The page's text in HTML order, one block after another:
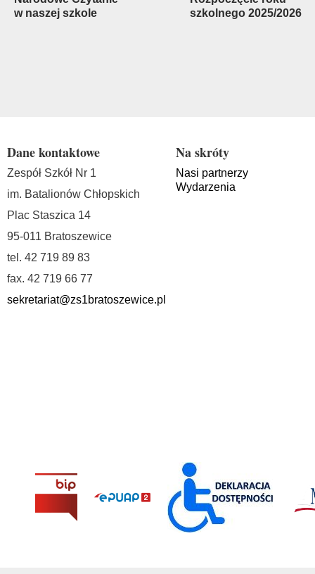
w naszej szkole
szkolnego 2025/2026
Dane kontaktowe
Zespół Szkół Nr 1
im. Batalionów Chłopskich
Plac Staszica 14
95-011 Bratoszewice
tel. 42 719 89 83
fax. 42 719 66 77
sekretariat@zs1bratoszewice.pl
Na skróty
Nasi partnerzy
Wydarzenia